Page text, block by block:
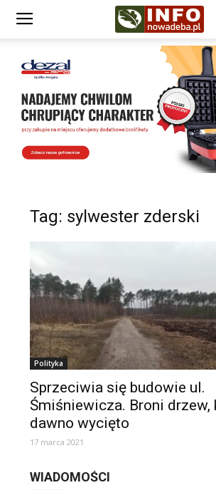
Tag: sylwester zderski
Polityka
Sprzeciwia się budowie ul.
Śmiśniewicza. Broni drzew,
dawno wycięto
17 marca 2021
WIADOMOŚCI